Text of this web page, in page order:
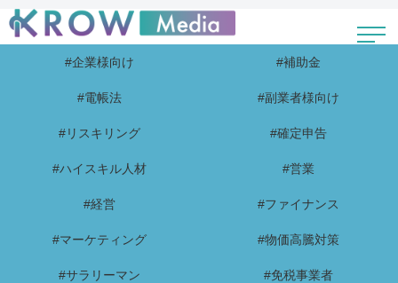
#企業様向け #補助金
#電帳法 #副業者様向け
#リスキリング #確定申告
#ハイスキル人材 #営業
#経営 #ファイナンス
#マーケティング #物価高騰対策
#サラリーマン #免税事業者